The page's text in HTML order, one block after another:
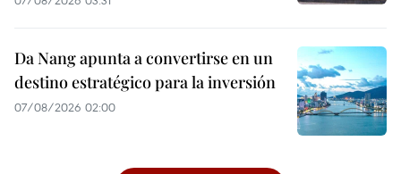
Da Nang apunta a convertirse en un
destino estratégico para la inversión
07/08/2026 02:00